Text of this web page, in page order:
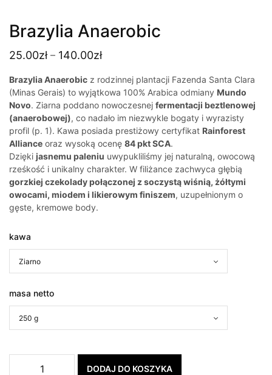
Brazylia Anaerobic
25.00zł – 140.00złZakres
25.00zł
do
140.00zł
Brazylia Anaerobic z rodzinnej plantacji Fazenda Santa Clara
(Minas Gerais) to wyjątkowa 100% Arabica odmiany Mundo
Novo. Ziarna poddano nowoczesnej fermentacji beztlenowej
(anaerobowej), co nadało im niezwykle bogaty i wyrazisty
profil (p. 1). Kawa posiada prestiżowy certyfikat Rainforest
Alliance oraz wysoką ocenę 84 pkt SCA.
Dzięki jasnemu paleniu uwypukliliśmy jej naturalną, owocową
rześkość i unikalny charakter. W filiżance zachwyca głębią
gorzkiej czekolady połączonej z soczystą wiśnią, żółtymi
owocami, miodem i likierowym finiszem, uzupełnionym o
gęste, kremowe body.
kawa
masa netto
DODAJ DO KOSZYKA